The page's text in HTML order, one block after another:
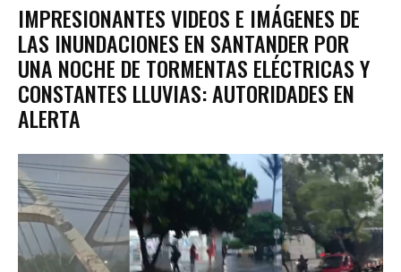
IMPRESIONANTES VIDEOS E IMÁGENES DE
LAS INUNDACIONES EN SANTANDER POR
UNA NOCHE DE TORMENTAS ELÉCTRICAS Y
CONSTANTES LLUVIAS: AUTORIDADES EN
ALERTA